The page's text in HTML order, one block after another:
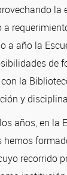
la
a
a año la
de
la
y
años, en la
hemos
recorrido